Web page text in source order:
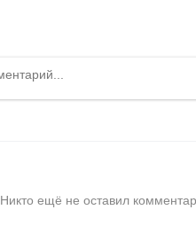
Никто ещё не оставил